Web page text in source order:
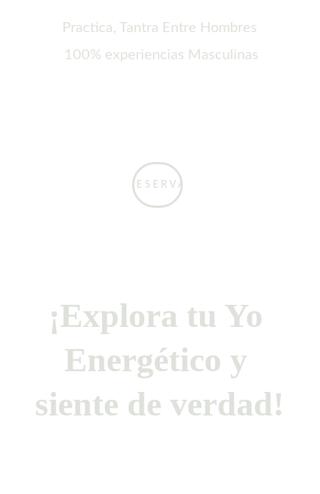
Practica, Tantra Entre Hombres
100% experiencias Masculinas
RESERVA
¡Explora tu Yo
Energético y
siente de verdad!